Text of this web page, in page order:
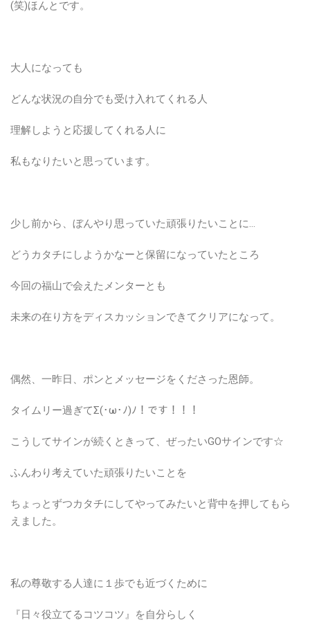
(笑)ほんとです。
大人になっても
どんな状況の自分でも受け入れてくれる人
理解しようと応援してくれる人に
私もなりたいと思っています。
少し前から、ぼんやり思っていた頑張りたいことに…
どうカタチにしようかなーと保留になっていたところ
今回の福山で会えたメンターとも
未来の在り方をディスカッションできてクリアになって。
偶然、一昨日、ポンとメッセージをくださった恩師。
タイムリー過ぎてΣ(･ω･ﾉ)ﾉ！です！！！
こうしてサインが続くときって、ぜったいGOサインです☆
ふんわり考えていた頑張りたいことを
ちょっとずつカタチにしてやってみたいと背中を押してもら
えました。
私の尊敬する人達に１歩でも近づくために
『日々役立てるコツコツ』を自分らしく